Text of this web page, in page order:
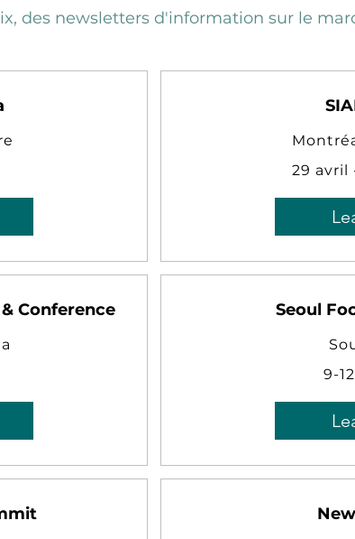
des newsletters d'information sur le
Conference
29 avril
Seoul
9-